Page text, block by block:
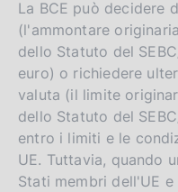
La BCE può decidere
(l'ammontare
dello Statuto del
euro) o richiedere
valuta (il limite
dello Statuto del
entro i limiti e le
UE. Tuttavia, quando
Stati membri dell'UE